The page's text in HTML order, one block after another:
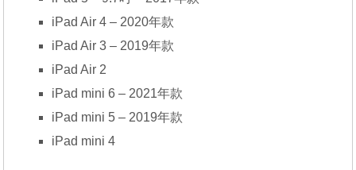
iPad Air 4 – 2020年款
iPad Air 3 – 2019年款
iPad Air 2
iPad mini 6 – 2021年款
iPad mini 5 – 2019年款
iPad mini 4